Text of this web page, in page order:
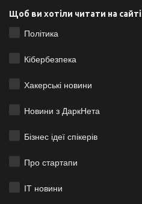
Щоб ви хотіли читати на сайті
Політика
Кібербезпека
Хакерські новини
Новини з ДаркНета
Бізнес ідеї спікерів
Про стартапи
ІТ новини